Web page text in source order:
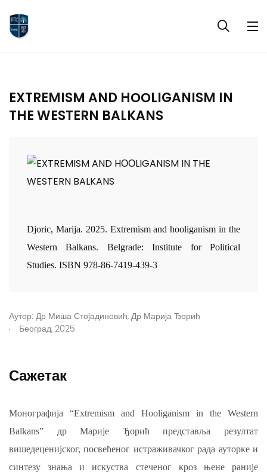
EXTREMISM AND HООLIGANISM IN
THE WESTERN BALKANS
Djoric, Marija. 2025. Extremism and hooliganism in the
Western Balkans. Belgrade: Institute for Political
Studies. ISBN 978-86-7419-439-3
Аутор: Др Миша Стојадиновић, Др Марија Ђорић
.
Београд, 2025
Сажетак
Монографија “Extremism and Hooliganism in the Western
Balkans” др Марије Ђорић представља резултат
вишедеценијског, посвећеног истраживачког рада ауторке и
синтезу знања и искуства стеченог кроз њене раније